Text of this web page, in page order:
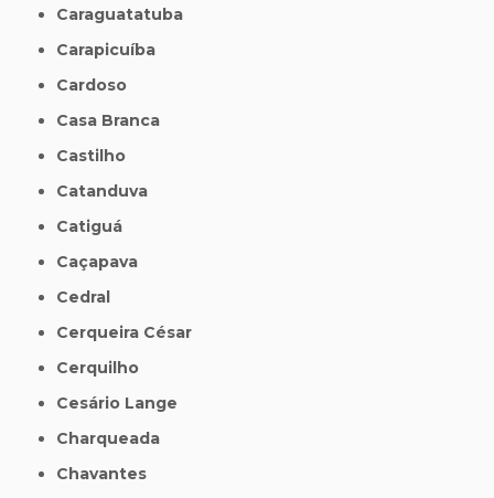
Caraguatatuba
Carapicuíba
Cardoso
Casa Branca
Castilho
Catanduva
Catiguá
Caçapava
Cedral
Cerqueira César
Cerquilho
Cesário Lange
Charqueada
Chavantes